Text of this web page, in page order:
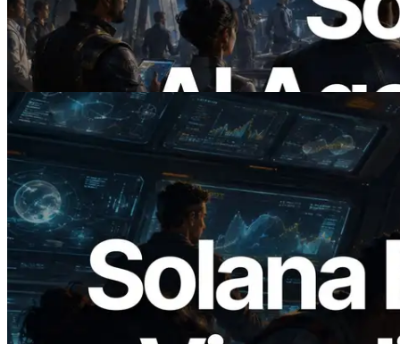
Membayar API yang Dibutuhkan Secara
On Demand
Baca artikel ini
2026.05.24